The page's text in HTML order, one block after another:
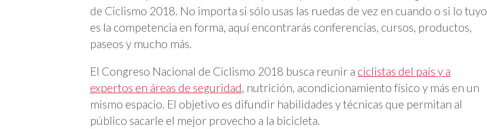
de Ciclismo 2018. No importa si sólo usas las ruedas de vez en cuando o si lo tuyo
es la competencia en forma, aquí encontrarás conferencias, cursos, productos,
paseos y mucho más.
El Congreso Nacional de Ciclismo 2018 busca reunir a ciclistas del país y a
expertos en áreas de seguridad, nutrición, acondicionamiento físico y más en un
mismo espacio. El objetivo es difundir habilidades y técnicas que permitan al
público sacarle el mejor provecho a la bicicleta.